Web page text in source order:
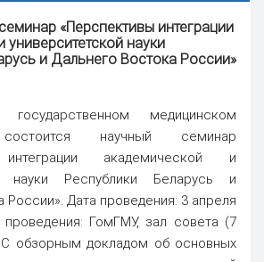
«Перспективы интеграции
университетской науки
и Дальнего Востока России»
медицинском
состоится научный семинар
интеграции академической и
науки Республики Беларусь и
России». Дата проведения: 3 апреля
ГомГМУ, зал совета (7
С обзорным докладом об основных